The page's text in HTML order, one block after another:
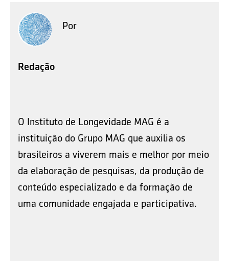
Por
Redação
O Instituto de Longevidade MAG é a
instituição do Grupo MAG que auxilia os
brasileiros a viverem mais e melhor por meio
da elaboração de pesquisas, da produção de
conteúdo especializado e da formação de
uma comunidade engajada e participativa.